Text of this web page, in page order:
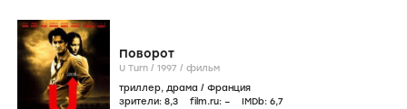
Поворот
U Turn / 1997 / фильм
триллер, драма / Франция
зрители: 8,3 film.ru: – IMDb: 6,7